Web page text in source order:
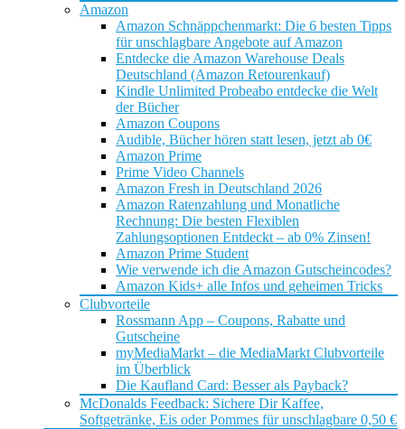
Amazon
Amazon Schnäppchenmarkt: Die 6 besten Tipps
für unschlagbare Angebote auf Amazon
Entdecke die Amazon Warehouse Deals
Deutschland (Amazon Retourenkauf)
Kindle Unlimited Probeabo entdecke die Welt
der Bücher
Amazon Coupons
Audible, Bücher hören statt lesen, jetzt ab 0€
Amazon Prime
Prime Video Channels
Amazon Fresh in Deutschland 2026
Amazon Ratenzahlung und Monatliche
Rechnung: Die besten Flexiblen
Zahlungsoptionen Entdeckt – ab 0% Zinsen!
Amazon Prime Student
Wie verwende ich die Amazon Gutscheincodes?
Amazon Kids+ alle Infos und geheimen Tricks
Clubvorteile
Rossmann App – Coupons, Rabatte und
Gutscheine
myMediaMarkt – die MediaMarkt Clubvorteile
im Überblick
Die Kaufland Card: Besser als Payback?
McDonalds Feedback: Sichere Dir Kaffee,
Softgetränke, Eis oder Pommes für unschlagbare 0,50 €